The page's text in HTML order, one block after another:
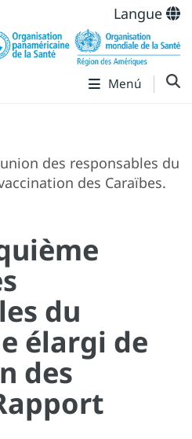
Langue
Menú
des responsables du
des Caraïbes.
du
élargi de
des